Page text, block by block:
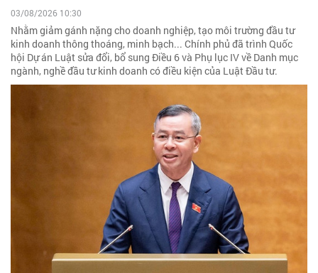
03/08/2026 10:30
Nhằm giảm gánh nặng cho doanh nghiệp, tạo môi trường đầu tư
kinh doanh thông thoáng, minh bạch... Chính phủ đã trình Quốc
hội Dự án Luật sửa đổi, bổ sung Điều 6 và Phụ lục IV về Danh mục
ngành, nghề đầu tư kinh doanh có điều kiện của Luật Đầu tư.